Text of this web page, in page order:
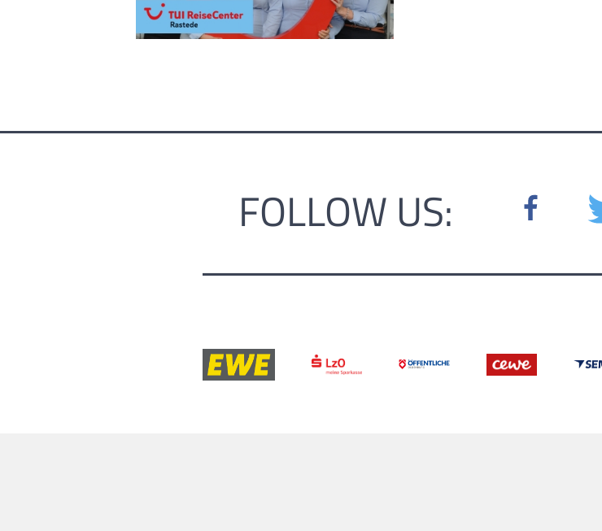
FOLLOW US: